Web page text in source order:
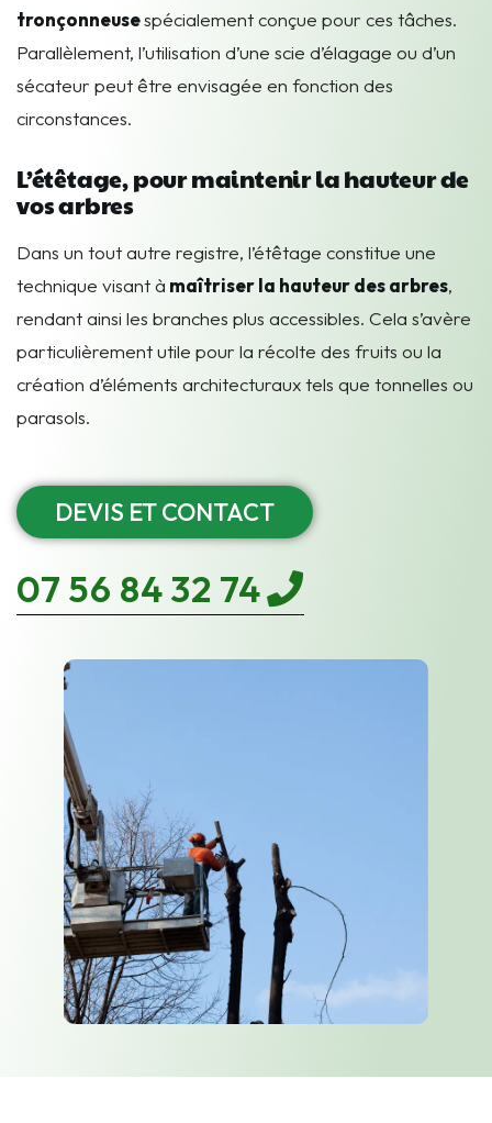
tronçonneusespécialement conçue pour ces tâches.
Parallèlement, l’utilisation d’une scie d’élagage ou d’un
sécateur peut être envisagée en fonction des
circonstances.
L’étêtage, pour maintenir la hauteur de
vos arbres
Dans un tout autre registre, l’étêtage constitue une
technique visant à maîtriser la hauteur des arbres,
rendant ainsi les branches plus accessibles. Cela s’avère
particulièrement utile pour la récolte des fruits ou la
création d’éléments architecturaux tels que tonnelles ou
parasols.
DEVIS ET CONTACT
07 56 84 32 74